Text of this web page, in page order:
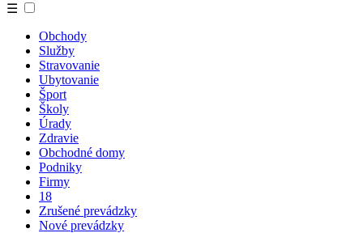
☰
Obchody
Služby
Stravovanie
Ubytovanie
Šport
Školy
Úrady
Zdravie
Obchodné domy
Podniky
Firmy
18
Zrušené prevádzky
Nové prevádzky